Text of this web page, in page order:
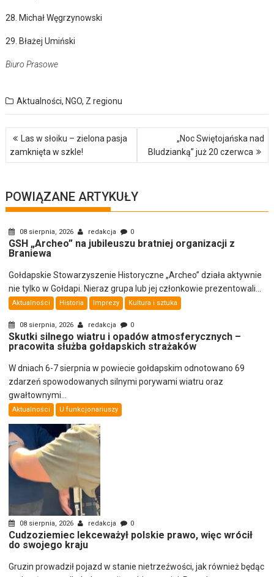
28. Michał Węgrzynowski
29. Błażej Umiński
Biuro Prasowe
Aktualności,NGO, Z regionu
Nawigacja
wpisu
Las w słoiku – zielona pasja
zamknięta w szkle!
„Noc Swiętojańska nad
Bludzianką” już 20 czerwca
POWIĄZANE ARTYKUŁY
08 sierpnia, 2026 redakcja 0
GSH „Archeo” na jubileuszu bratniej organizacji z
Braniewa
Gołdapskie Stowarzyszenie Historyczne „Archeo” działa aktywnie
nie tylko w Gołdapi. Nieraz grupa lub jej członkowie prezentowali...
Aktualności Historia Imprezy Kultura i sztuka
08 sierpnia, 2026 redakcja 0
Skutki silnego wiatru i opadów atmosferycznych –
pracowita służba gołdapskich strażaków
W dniach 6-7 sierpnia w powiecie gołdapskim odnotowano 69
zdarzeń spowodowanych silnymi porywami wiatru oraz
gwałtownymi...
Aktualności U funkcjonariuszy
08 sierpnia, 2026 redakcja 0
Cudzoziemiec lekceważył polskie prawo, więc wrócił
do swojego kraju
Gruzin prowadził pojazd w stanie nietrzeźwości, jak również będąc